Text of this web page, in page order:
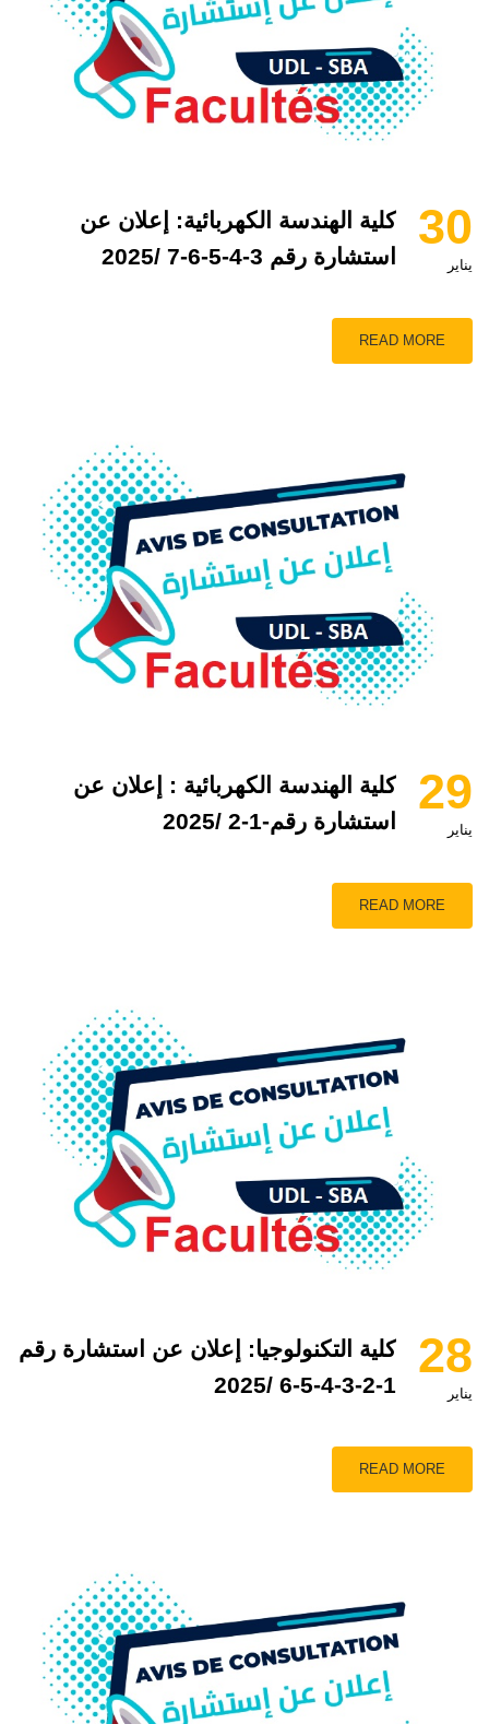
30
يناير
كلية الهندسة الكهربائية: إعلان عن
استشارة رقم 3-4-5-6-7 /2025
READ MORE
29
يناير
كلية الهندسة الكهربائية : إعلان عن
استشارة رقم-1-2 /2025
READ MORE
28
يناير
كلية التكنولوجيا: إعلان عن استشارة رقم
1-2-3-4-5-6 /2025
READ MORE